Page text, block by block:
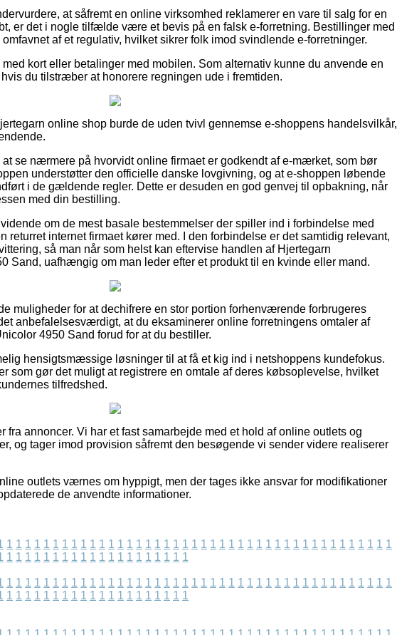
at såfremt en online virksomhed reklamerer en vare til salg for en
er det i nogle tilfælde være et bevis på en falsk e-forretning. Bestillinger med
af et regulativ, hvilket sikrer folk imod svindlende e-forretninger.
kort eller betalinger med mobilen. Som alternativ kunne du anvende en
du tilstræber at honorere regningen ude i fremtiden.
online shop burde de uden tvivl gennemse e-shoppens handelsvilkår,
se nærmere på hvorvidt online firmaet er godkendt af e-mærket, som bør
understøtter den officielle danske lovgivning, og at e-shoppen løbende
i de gældende regler. Dette er desuden en god genvej til opbakning, når
med din bestilling.
om de mest basale bestemmelser der spiller ind i forbindelse med
returret internet firmaet kører med. I den forbindelse er det samtidig relevant,
så man når som helst kan eftervise handlen af Hjertegarn
Sand, uafhængig om man leder efter et produkt til en kvinde eller mand.
muligheder for at dechifrere en stor portion forhenværende forbrugeres
anbefalelsesværdigt, at du eksaminerer online forretningens omtaler af
4950 Sand forud for at du bestiller.
hensigtsmæssige løsninger til at få et kig ind i netshoppens kundefokus.
som gør det muligt at registrere en omtale af deres købsoplevelse, hvilket
tilfredshed.
annoncer. Vi har et fast samarbejde med et hold af online outlets og
og tager imod provision såfremt den besøgende vi sender videre realiserer
outlets værnes om hyppigt, men der tages ikke ansvar for modifikationer
de anvendte informationer.
1 1 1 1 1 1 1 1 1 1 1 1 1 1 1 1 1 1 1 1 1 1 1 1 1 1 1 1 1 1 1 1 1 1 1 1 1 1 1 1 1 1
1 1 1 1 1 1 1 1 1 1 1 1 1 1 1 1 1 1 1 1
1 1 1 1 1 1 1 1 1 1 1 1 1 1 1 1 1 1 1 1 1 1 1 1 1 1 1 1 1 1 1 1 1 1 1 1 1 1 1 1 1 1
1 1 1 1 1 1 1 1 1 1 1 1 1 1 1 1 1 1 1 1